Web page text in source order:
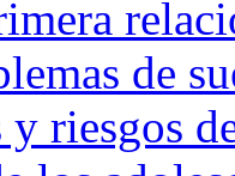
de
riesgos